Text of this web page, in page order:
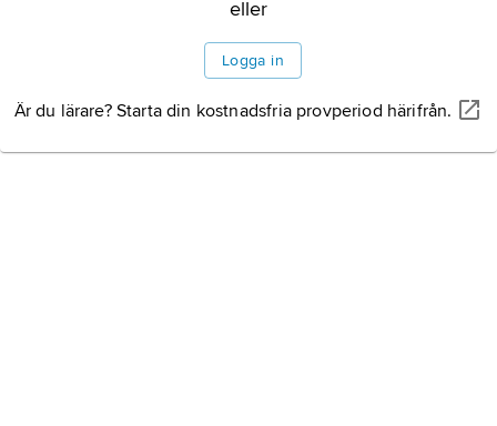
eller
Logga in
Är du lärare? Starta din kostnadsfria provperiod härifrån.